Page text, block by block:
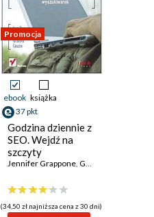
Promocja
ebook książka
37 pkt
Godzina dziennie z
SEO. Wejdź na
szczyty
wyszukiwarek.
Jennifer Grappone, Gradiva Couzin
(34,50 zł najniższa cena z 30 dni)